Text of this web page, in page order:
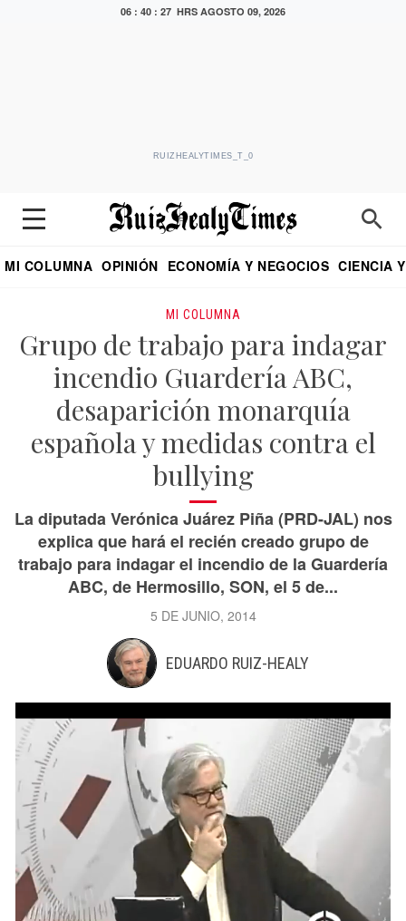
06 : 40 : 28 HRS AGOSTO 09, 2026
RUIZHEALYTIMES_T_0
MI COLUMNA OPINIÓN ECONOMÍA Y NEGOCIOS CIENCIA
MI COLUMNA
Grupo de trabajo para indagar
incendio Guardería ABC,
desaparición monarquía
española y medidas contra el
bullying
La diputada Verónica Juárez Piña (PRD-JAL) nos
explica que hará el recién creado grupo de
trabajo para indagar el incendio de la Guardería
ABC, de Hermosillo, SON, el 5 de...
5 DE JUNIO, 2014
EDUARDO RUIZ-HEALY